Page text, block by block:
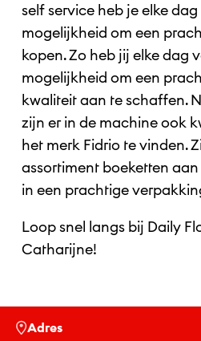
self service heb je elke
mogelijkheid om een
kopen. Zo heb jij elke dag
mogelijkheid om een
kwaliteit aan te schaffen.
zijn er in de machine ook
het merk Fidrio te vinden.
assortiment boeketten
in een prachtige
Loop snel langs bij Daily
Catharijne!
Adres